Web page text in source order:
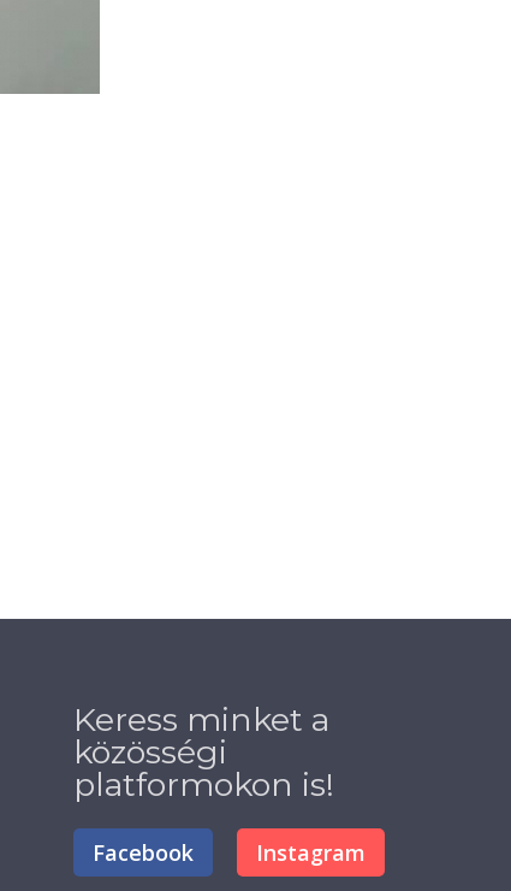
Keress minket a
közösségi
platformokon is!
Facebook Instagram